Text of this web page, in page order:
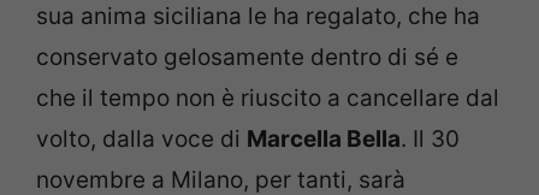
sua anima siciliana le ha regalato, che ha
conservato gelosamente dentro di sé e
che il tempo non è riuscito a cancellare dal
volto, dalla voce di Marcella Bella. Il 30
novembre a Milano, per tanti, sarà